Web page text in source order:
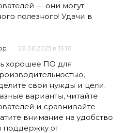
— они могут
полезного! Удачи в
23.06.2025 в 13:16
хорошее ПО для
свои нужды и цели.
варианты, читайте
и сравнивайте
внимание на удобство
поддержку от